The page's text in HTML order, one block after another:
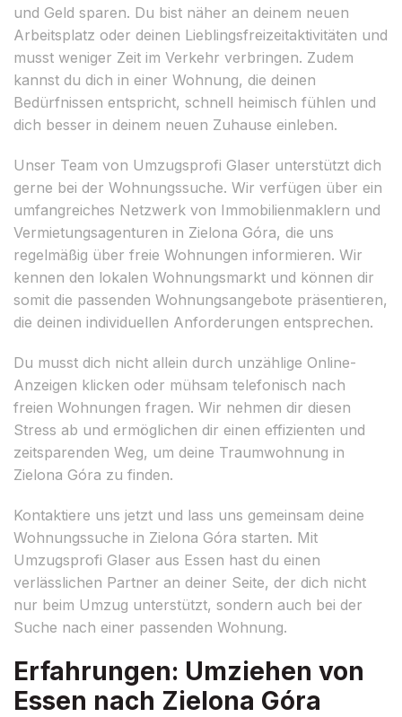
und Geld sparen. Du bist näher an deinem neuen
Arbeitsplatz oder deinen Lieblingsfreizeitaktivitäten und
musst weniger Zeit im Verkehr verbringen. Zudem
kannst du dich in einer Wohnung, die deinen
Bedürfnissen entspricht, schnell heimisch fühlen und
dich besser in deinem neuen Zuhause einleben.
Unser Team von Umzugsprofi Glaser unterstützt dich
gerne bei der Wohnungssuche. Wir verfügen über ein
umfangreiches Netzwerk von Immobilienmaklern und
Vermietungsagenturen in Zielona Góra, die uns
regelmäßig über freie Wohnungen informieren. Wir
kennen den lokalen Wohnungsmarkt und können dir
somit die passenden Wohnungsangebote präsentieren,
die deinen individuellen Anforderungen entsprechen.
Du musst dich nicht allein durch unzählige Online-
Anzeigen klicken oder mühsam telefonisch nach
freien Wohnungen fragen. Wir nehmen dir diesen
Stress ab und ermöglichen dir einen effizienten und
zeitsparenden Weg, um deine Traumwohnung in
Zielona Góra zu finden.
Kontaktiere uns jetzt und lass uns gemeinsam deine
Wohnungssuche in Zielona Góra starten. Mit
Umzugsprofi Glaser aus Essen hast du einen
verlässlichen Partner an deiner Seite, der dich nicht
nur beim Umzug unterstützt, sondern auch bei der
Suche nach einer passenden Wohnung.
Erfahrungen: Umziehen von
Essen nach Zielona Góra